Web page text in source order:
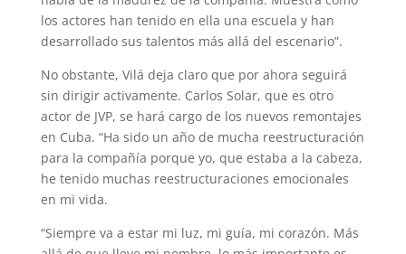
los actores han tenido en ella una escuela y han
desarrollado sus talentos más allá del escenario”.
No obstante, Vilá deja claro que por ahora seguirá
sin dirigir activamente. Carlos Solar, que es otro
actor de JVP, se hará cargo de los nuevos remontajes
en Cuba. “Ha sido un año de mucha reestructuración
para la compañía porque yo, que estaba a la cabeza,
he tenido muchas reestructuraciones emocionales
en mi vida.
“Siempre va a estar mi luz, mi guía, mi corazón. Más